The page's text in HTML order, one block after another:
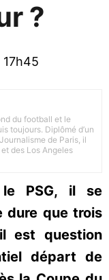
?
du football et le
toujours. Diplômé d’un
de Paris, il
des Los Angeles
le PSG, il se
dure que trois
est question
départ de